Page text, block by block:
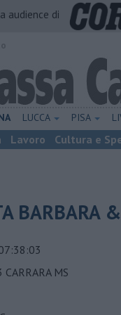
audience di
LUCCA PISA
Lavoro Cultura e
BARBARA
MS